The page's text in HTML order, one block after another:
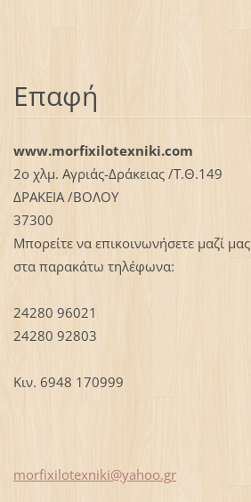
Επαφή
www.morfixilotexniki.com
2ο χλμ. Αγριάς-Δράκειας /Τ.Θ.149
ΔΡΑΚΕΙΑ /ΒΟΛΟΥ
37300
Μπορείτε να επικοινωνήσετε μαζί μας
στα παρακάτω τηλέφωνα:
24280 96021
24280 92803
Κιν. 6948 170999
morfixilotexniki@yahoo.gr